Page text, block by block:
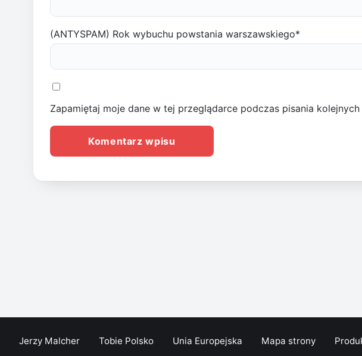
(ANTYSPAM) Rok wybuchu powstania warszawskiego*
Zapamiętaj moje dane w tej przeglądarce podczas pisania
Jerzy Malcher Tobie Polsko Unia Europejska Mapa strony